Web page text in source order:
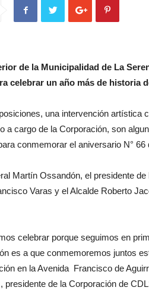
de la Municipalidad de La
celebrar un año más de historia
una intervención artística
a cargo de la Corporación, son
conmemorar el aniversario N° 66
Martín Ossandón, el presidente
Varas y el Alcalde Roberto
celebrar porque seguimos en
es a que conmemoremos juntos
en la Avenida Francisco de
presidente de la Corporación de